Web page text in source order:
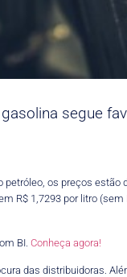
segue
os preços
R$ 1,7293 por litro (sem
BI.Conheça agora!
das distribuidoras.